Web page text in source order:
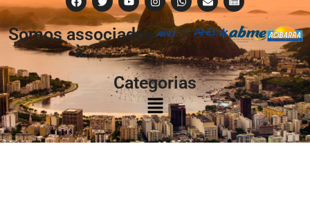
Somos associados
à:
Categorias